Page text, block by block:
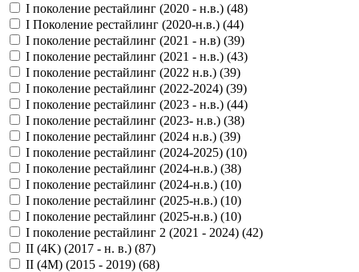
I поколение рестайлинг (2020 - н.в.) (48)
I Поколение рестайлинг (2020-н.в.) (44)
I поколение рестайлинг (2021 - н.в) (39)
I поколение рестайлинг (2021 - н.в.) (43)
I поколение рестайлинг (2022 н.в.) (39)
I поколение рестайлинг (2022-2024) (39)
I поколение рестайлинг (2023 - н.в.) (44)
I поколение рестайлинг (2023- н.в.) (38)
I поколение рестайлинг (2024 н.в.) (39)
I поколение рестайлинг (2024-2025) (10)
I поколение рестайлинг (2024-н.в.) (38)
I поколение рестайлинг (2024-н.в.) (10)
I поколение рестайлинг (2025-н.в.) (10)
I поколение рестайлинг (2025-н.в.) (10)
I поколение рестайлинг 2 (2021 - 2024) (42)
II (4K) (2017 - н. в.) (87)
II (4M) (2015 - 2019) (68)